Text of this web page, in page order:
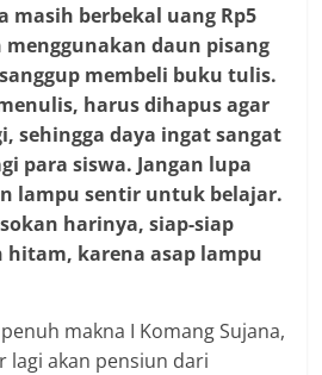
masih berbekal uang Rp5
daun pisang
membeli buku tulis.
harus dihapus agar
sehingga daya ingat sangat
para siswa. Jangan lupa
lampu sentir untuk belajar.
harinya, siap-siap
karena asap lampu
makna I Komang Sujana,
lagi akan pensiun dari